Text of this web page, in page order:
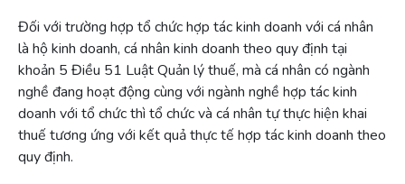
Đối với trường hợp tổ chức hợp tác kinh doanh với cá nhân
là hộ kinh doanh, cá nhân kinh doanh theo quy định tại
khoản 5 Điều 51 Luật Quản lý thuế, mà cá nhân có ngành
nghề đang hoạt động cùng với ngành nghề hợp tác kinh
doanh với tổ chức thì tổ chức và cá nhân tự thực hiện khai
thuế tương ứng với kết quả thực tế hợp tác kinh doanh theo
quy định.